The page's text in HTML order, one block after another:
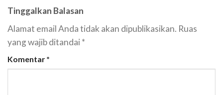
Tinggalkan Balasan
Alamat email Anda tidak akan dipublikasikan. Ruas
yang wajib ditandai*
Komentar *